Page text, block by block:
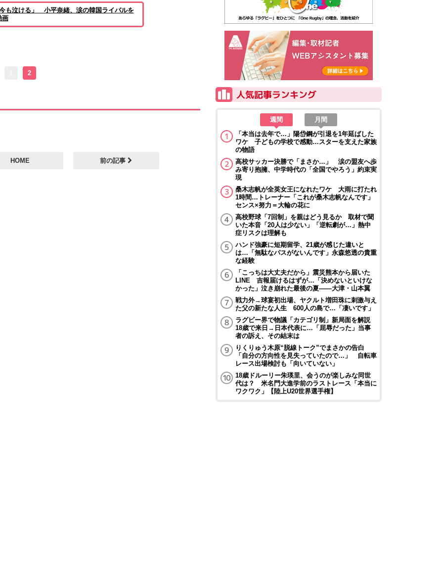
も泣ける」 小平奈緒、涙の韓国ライバルを
画
2
HOME 前の記事
週間
月間
「本当は去年で…」陽岱鋼が引退を1年延ばした
ワケ 子どもの学校で感動…スターを支えた家族
の物語
高校サッカー決勝で「まさか…」 涙の盟友へ歩
み寄り抱擁、中学時代の「全国でやろう」約束実
現
桑木志帆が全英女王になれたワケ 大雨に打たれ
1時間…トレーナー「これが桑木志帆なんです」
センス×努力＝大輪の花に
高校野球「7回制」を親はどう見るか 取材で聞
いた本音「20人は少ない」「逆転劇が…」熱中
症リスクは理解も
ハンド強豪に短期留学、21歳が感じた違いと
は…「無駄なパスがないんです」永森悠透の貴重
な経験
「こっちは大丈夫だから」震災熊本から届いた
LINE 吉報届けるはずが…「決めないといけな
かった」泣き崩れた最後の夏――大津・山本翼
戦力外→球宴初出場、ヤクルト増田珠に刺激与え
た父の新たな人生 600人の島で…「凄いです」
ラグビー界で物議「カテゴリ制」新局面を解説
18歳で来日→日本代表に…「屈辱だった」当事
者の訴え、その結末は
りくりゅう木原“脱線トーク”でまさかの告白
「自分の方向性を見失っていたので…」 自転車
レース出場検討も「向いていない」
18歳ドルーリー朱瑛里、会うのが楽しみな同世
代は？ 米名門大進学前のラストレース「本当に
ワクワク」【陸上U20世界選手権】